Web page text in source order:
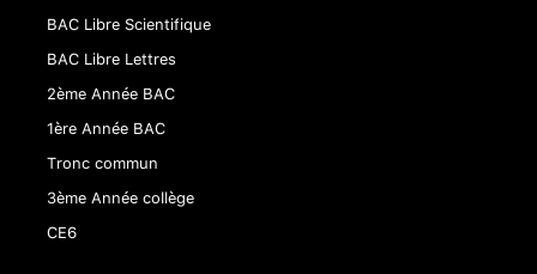
BAC Libre Scientifique
BAC Libre Lettres
2ème Année BAC
1ère Année BAC
Tronc commun
3ème Année collège
CE6